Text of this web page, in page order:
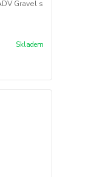
Gravel s
Skladem